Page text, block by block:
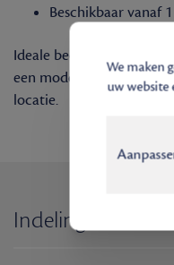
Beschikbaar vanaf
Ideale bedrijfsunit voor
een moderne en
locatie.
Indeling
We maken
uw website